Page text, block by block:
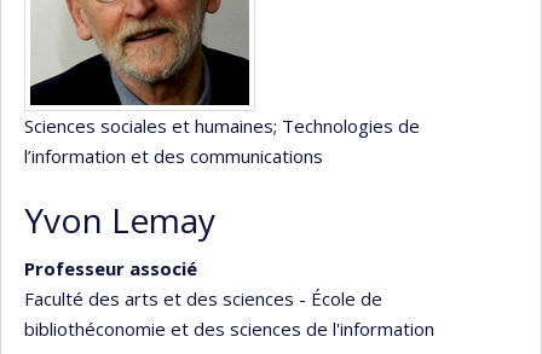
Sciences sociales et humaines; Technologies de
l’information et des communications
Yvon Lemay
Professeur associé
Faculté des arts et des sciences - École de
bibliothéconomie et des sciences de l'information